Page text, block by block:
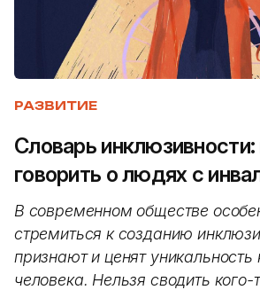
РАЗВИТИЕ
Словарь инклюзивности:
говорить о людях с
В современном обществе
стремиться к созданию
признают и ценят уникальность
человека. Нельзя сводить кого-